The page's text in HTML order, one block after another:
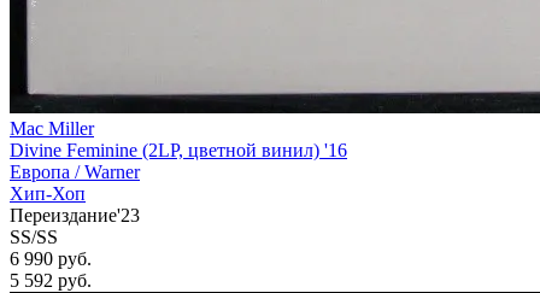
Mac Miller
Divine Feminine (2LP, цветной винил) '16
Европа /Warner
Хип-Хоп
Переиздание'23
SS/SS
6 990 руб.
5 592 руб.